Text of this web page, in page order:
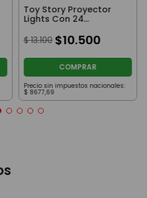
Toy Story Proyector
Lights Con 24
Imagenes
$ 13.100 $10.500
COMPRAR
Precio sin impuestos nacionales:
$ 8677,69